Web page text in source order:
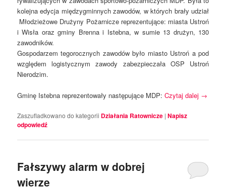
kolejna edycja międzygminnych zawodów, w których brały udział
Młodzieżowe Drużyny Pożarnicze reprezentujące: miasta Ustroń
i Wisła oraz gminy Brenna i Istebna, w sumie 13 drużyn, 130
zawodników.
Gospodarzem tegorocznych zawodów było miasto Ustroń a pod
względem logistycznym zawody zabezpieczała OSP Ustroń
Nierodzim.
Gminę Istebna reprezentowały następujące MDP:Czytaj dalej →
Zaszufladkowano do kategorii Działania Ratownicze | Napisz
odpowiedź
Fałszywy alarm w dobrej
wierze